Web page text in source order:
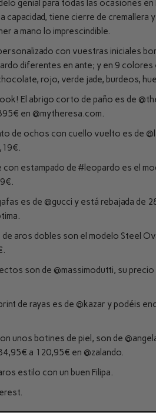
genial para todas las ocasiones
capacidad, tiene cierre de cremallera
a mano lo imprescindible.
con vuestras iniciales
diferentes en ante; y en 9 colores
rojo, verde jade, burdeos,
El abrigo corto de paño es de
en @mytheresa.com.
de ochos con cuello vuelto es de
con estampado de #leopardo es el
es de @gucci y está rebajada de
.
aros dobles son el modelo Steel
son de @massimodutti, su
de rayas es de @kazar y podéis
unos botines de piel, son de
a 120,95€ en @zalando.
estilo con un buen Filipa.
.